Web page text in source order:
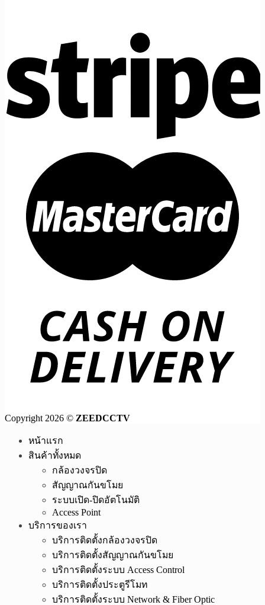
Copyright 2026 © ZEEDCCTV
หน้าแรก
สินค้าทั้งหมด
กล้องวงจรปิด
สัญญาณกันขโมย
ระบบเปิด-ปิดอัตโนมัติ
Access Point
บริการของเรา
บริการติดตั้งกล้องวงจรปิด
บริการติดตั้งสัญญาณกันขโมย
บริการติดตั้งระบบ Access Control
บริการติดตั้งประตูรีโมท
บริการติดตั้งระบบ Network & Fiber Optic